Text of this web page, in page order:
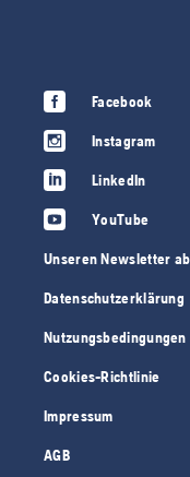
Facebook
Instagram
LinkedIn
YouTube
Unseren Newsletter
Datenschutzerklärung
Nutzungsbedingungen
Cookies-Richtlinie
Impressum
AGB